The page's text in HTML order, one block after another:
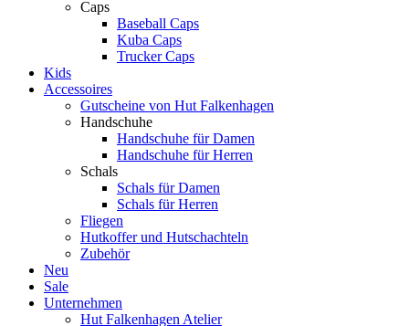
Caps
Baseball Caps
Kuba Caps
Trucker Caps
Kids
Accessoires
Gutscheine von Hut Falkenhagen
Handschuhe
Handschuhe für Damen
Handschuhe für Herren
Schals
Schals für Damen
Schals für Herren
Fliegen
Hutkoffer und Hutschachteln
Zubehör
Neu
Sale
Unternehmen
Hut Falkenhagen Atelier